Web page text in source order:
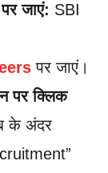
जाएं: SBI
पर जाएं।
पर क्लिक
के अंदर